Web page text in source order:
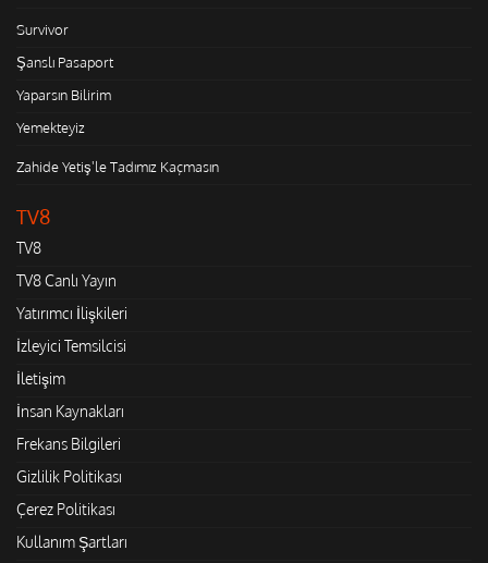
Survivor
Şanslı Pasaport
Yaparsın Bilirim
Yemekteyiz
Zahide Yetiş'le Tadımız Kaçmasın
TV8
TV8
TV8 Canlı Yayın
Yatırımcı İlişkileri
İzleyici Temsilcisi
İletişim
İnsan Kaynakları
Frekans Bilgileri
Gizlilik Politikası
Çerez Politikası
Kullanım Şartları